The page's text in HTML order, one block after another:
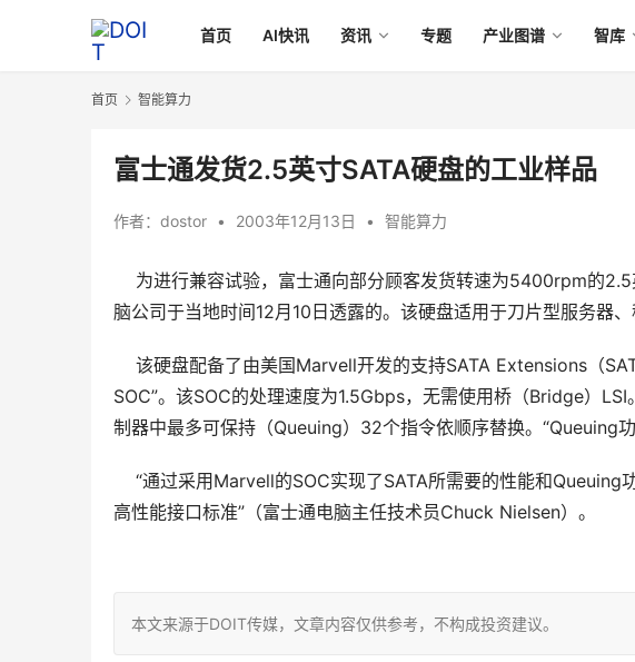
首页 AI快讯 资讯 专题 产业图谱 智库
首页 智能算力
富士通发货2.5英寸SATA硬盘的工业样品
作者： dostor • 2003年12月13日 • 智能算力
为进行兼容试验，富士通向部分顾客发货转速为5400rpm的
脑公司于当地时间12月10日透露的。该硬盘适用于刀片型服务器、
该硬盘配备了由美国Marvell开发的支持SATA Extensions（
SOC”。该SOC的处理速度为1.5Gbps，无需使用桥（Bridge）
制器中最多可保持（Queuing）32个指令依顺序替换。“Queuing
“通过采用Marvell的SOC实现了SATA所需要的性能和Queuing
高性能接口标准”（富士通电脑主任技术员Chuck Nielsen）。
本文来源于DOIT传媒，文章内容仅供参考，不构成投资建议。